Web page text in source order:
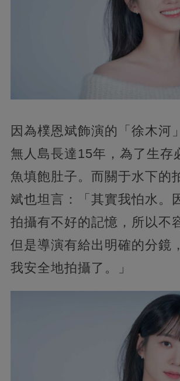
因為樸恩斌飾演的「徐木河
無人島長達15年，為了生存
魚填飽肚子。而關于水下的
斌也坦言：「其實我怕水。
拍攝有不好的記憶，所以不
但是導演有給出明確的分鏡
我安全地拍攝了。」